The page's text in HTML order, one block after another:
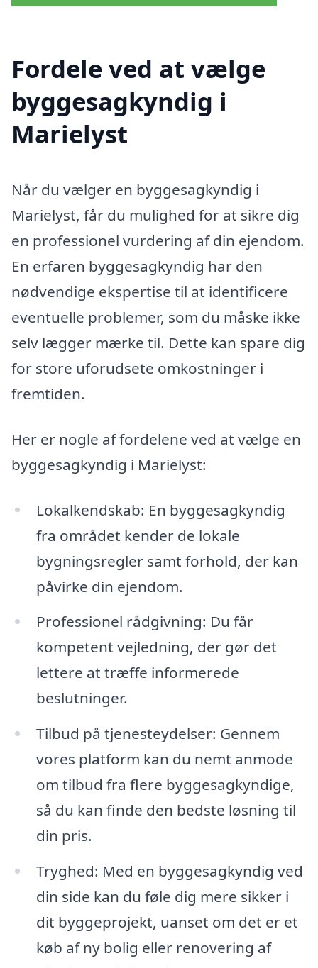
Fordele ved at vælge
byggesagkyndig i
Marielyst
Når du vælger en byggesagkyndig i
Marielyst, får du mulighed for at sikre dig
en professionel vurdering af din ejendom.
En erfaren byggesagkyndig har den
nødvendige ekspertise til at identificere
eventuelle problemer, som du måske ikke
selv lægger mærke til. Dette kan spare dig
for store uforudsete omkostninger i
fremtiden.
Her er nogle af fordelene ved at vælge en
byggesagkyndig i Marielyst:
Lokalkendskab: En byggesagkyndig
fra området kender de lokale
bygningsregler samt forhold, der kan
påvirke din ejendom.
Professionel rådgivning: Du får
kompetent vejledning, der gør det
lettere at træffe informerede
beslutninger.
Tilbud på tjenesteydelser: Gennem
vores platform kan du nemt anmode
om tilbud fra flere byggesagkyndige,
så du kan finde den bedste løsning til
din pris.
Tryghed: Med en byggesagkyndig ved
din side kan du føle dig mere sikker i
dit byggeprojekt, uanset om det er et
køb af ny bolig eller renovering af